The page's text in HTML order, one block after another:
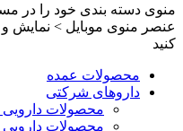
منوی دسته بندی خود را در
عنصر منوی موبایل > نمایش
کنید
محصولات عمده
داروهای شرکتی
محصولات
محصولات دارویی